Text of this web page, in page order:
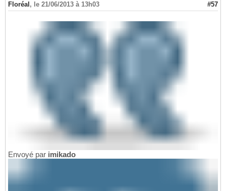
Floréal , le 21/06/2013 à 13h03 #57
Envoyé par imikado